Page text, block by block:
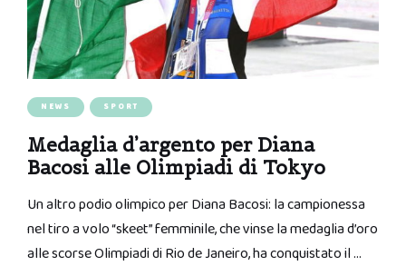
NEWS SPORT
Medaglia d’argento per Diana
Bacosi alle Olimpiadi di Tokyo
Un altro podio olimpico per Diana Bacosi: la campionessa
nel tiro a volo “skeet” femminile, che vinse la medaglia d’oro
alle scorse Olimpiadi di Rio de Janeiro, ha conquistato il …